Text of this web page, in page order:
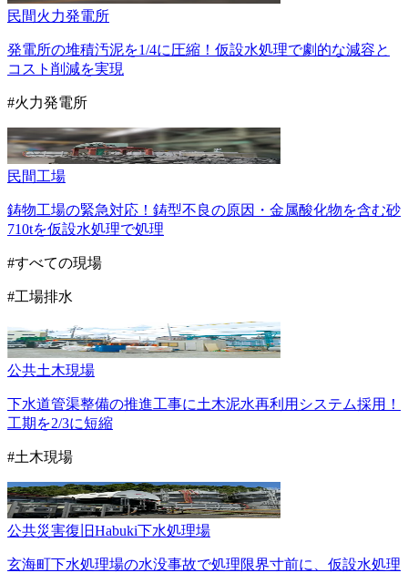
民間火力発電所
発電所の堆積汚泥を1/4に圧縮！仮設水処理で劇的な減容と
コスト削減を実現
#火力発電所
民間工場
鋳物工場の緊急対応！鋳型不良の原因・金属酸化物を含む砂
710tを仮設水処理で処理
#すべての現場
#工場排水
公共土木現場
下水道管渠整備の推進工事に土木泥水再利用システム採用！
工期を2/3に短縮
#土木現場
公共災害復旧Habuki下水処理場
玄海町下水処理場の水没事故で処理限界寸前に、仮設水処理